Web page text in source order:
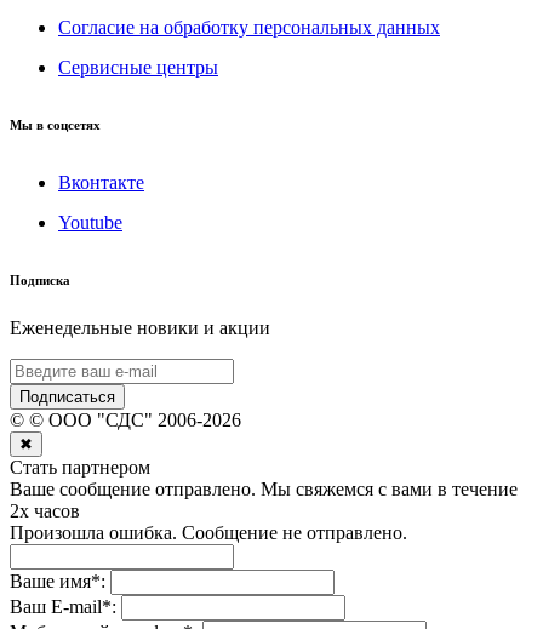
Согласие на обработку персональных данных
Сервисные центры
Мы в соцсетях
Вконтакте
Youtube
Подписка
Еженедельные новики и акции
Подписаться
© © ООО "СДС" 2006-2026
✖
Стать партнером
Ваше сообщение отправлено. Мы свяжемся с вами в течение
2х часов
Произошла ошибка. Сообщение не отправлено.
Ваше имя*:
Ваш E-mail*: